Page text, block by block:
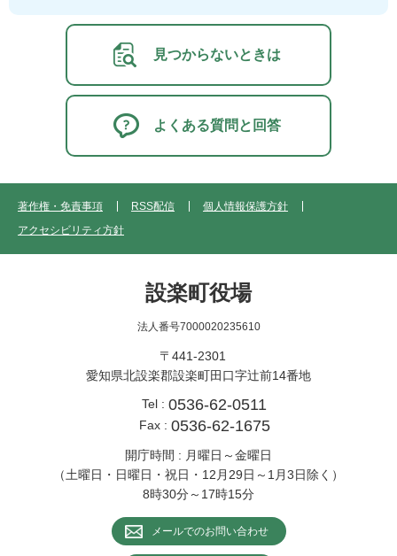
見つからないときは
よくある質問と回答
著作権・免責事項 RSS配信
個人情報保護方針
アクセシビリティ方針
設楽町役場
法人番号7000020235610
〒441-2301
愛知県北設楽郡設楽町田口字辻前14番地
Tel : 0536-62-0511
Fax : 0536-62-1675
開庁時間 : 月曜日～金曜日
（土曜日・日曜日・祝日・12月29日～1月3日除く）
8時30分～17時15分
メールでのお問い合わせ